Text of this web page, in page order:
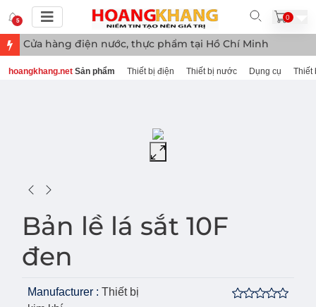
5 0
Cửa hàng điện nước, thực phẩm tại Hồ Chí Minh
hoangkhang.net Sản phẩm Thiết bị điện Thiết bị nước Dụng cụ Thiết
Bản lề lá sắt 10F
đen
Manufacturer : Thiết bị